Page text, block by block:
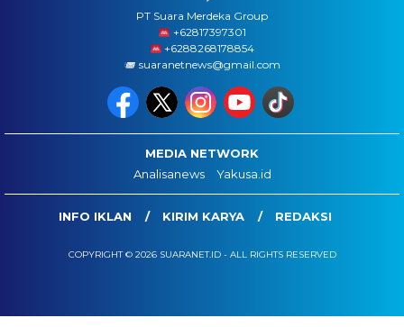
PT Suara Merdeka Group
‪+62817397301
+6288268178854
suaranetnews@gmail.com
MEDIA NETWORK
Analisanews
Yakusa.id
INFO IKLAN KIRIM KARYA REDAKSI
COPYRIGHT © 2026 SUARANET.ID - ALL RIGHTS RESERVED